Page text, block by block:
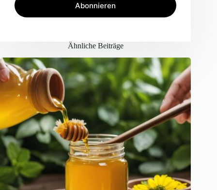
Abonnieren
Ähnliche Beiträge